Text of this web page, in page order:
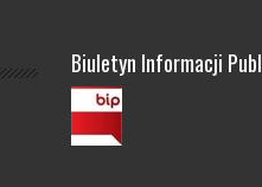
Biuletyn Informacji